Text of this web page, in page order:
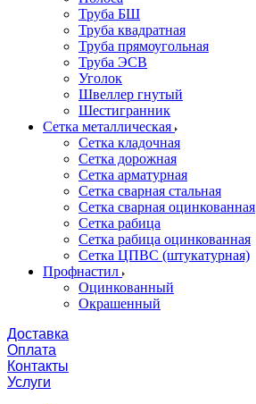
Труба БШ
Труба квадратная
Труба прямоугольная
Труба ЭСВ
Уголок
Швеллер гнутый
Шестигранник
Сетка металлическая
Сетка кладочная
Сетка дорожная
Сетка арматурная
Сетка сварная стальная
Сетка сварная оцинкованная
Сетка рабица
Сетка рабица оцинкованная
Сетка ЦПВС (штукатурная)
Профнастил
Оцинкованный
Окрашенный
Доставка
Оплата
Контакты
Услуги